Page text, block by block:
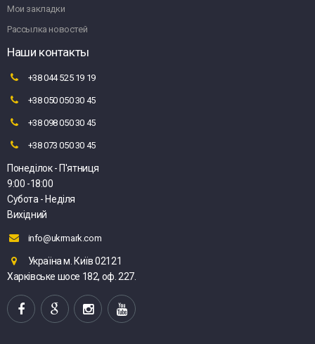
Мои закладки
Рассылка новостей
Наши контакты
+38 044 525 19 19
+38 050 050 30 45
+38 098 050 30 45
+38 073 050 30 45
Понеділок - П'ятниця
9:00 -18:00
Субота - Неділя
Вихідний
info@ukrmark.com
Україна м. Київ 02121
Харківське шосе 182, оф. 227.